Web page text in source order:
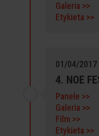
Galeria >>
Etykieta >>
01/04/2017
4. NOE
Panele >>
Galeria >>
Film >>
Etykieta >>